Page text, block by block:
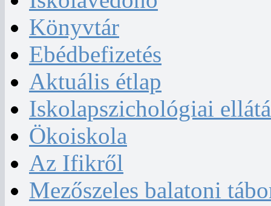
Könyvtár
Ebédbefizetés
Aktuális étlap
Iskolapszichológiai
Ökoiskola
Az Ifikről
Mezőszeles balatoni